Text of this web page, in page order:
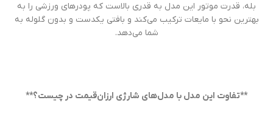
بله، قدرت موتور این مدل به قدری بالاست که پودرهای ورزشی را به
بهترین نحو با مایعات ترکیب می‌کند و بافتی یکدست و بدون گلوله به
شما می‌دهد.
**تفاوت این مدل با مدل‌های شارژی ارزان‌قیمت در چیست؟**